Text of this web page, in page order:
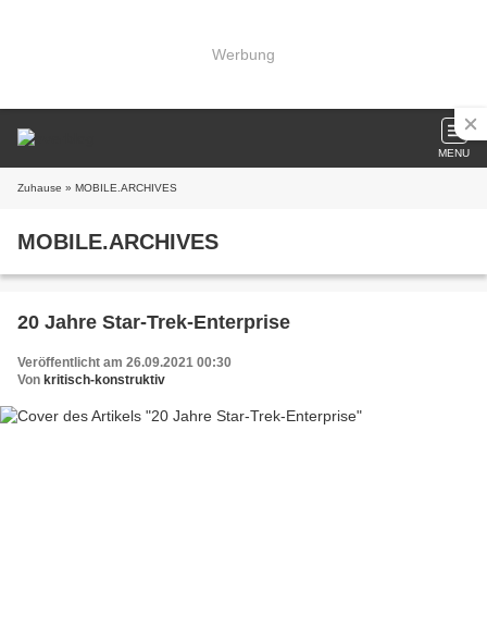
Werbung
MENU
Zuhause » MOBILE.ARCHIVES
MOBILE.ARCHIVES
20 Jahre Star-Trek-Enterprise
Veröffentlicht am 26.09.2021 00:30
Von kritisch-konstruktiv